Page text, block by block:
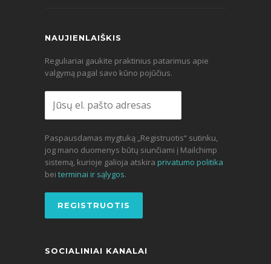
NAUJIENLAIŠKIS
Reguliariai gaukite praktinius patarimus apie
valgymą pagal savo kūno pojūčius.
Paspausdamas mygtuką „Registruotis“ sutinku,
jog mano duomenys būtų siunčiami į Mailchimp
sistemą, kurioje galioja atskira privatumo politika
bei terminai ir sąlygos.
SOCIALINIAI KANALAI